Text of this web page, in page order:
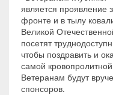
является проявление
фронте и в тылу
Великой
посетят
чтобы поздравить и
самой
Ветеранам будут
спонсоров.